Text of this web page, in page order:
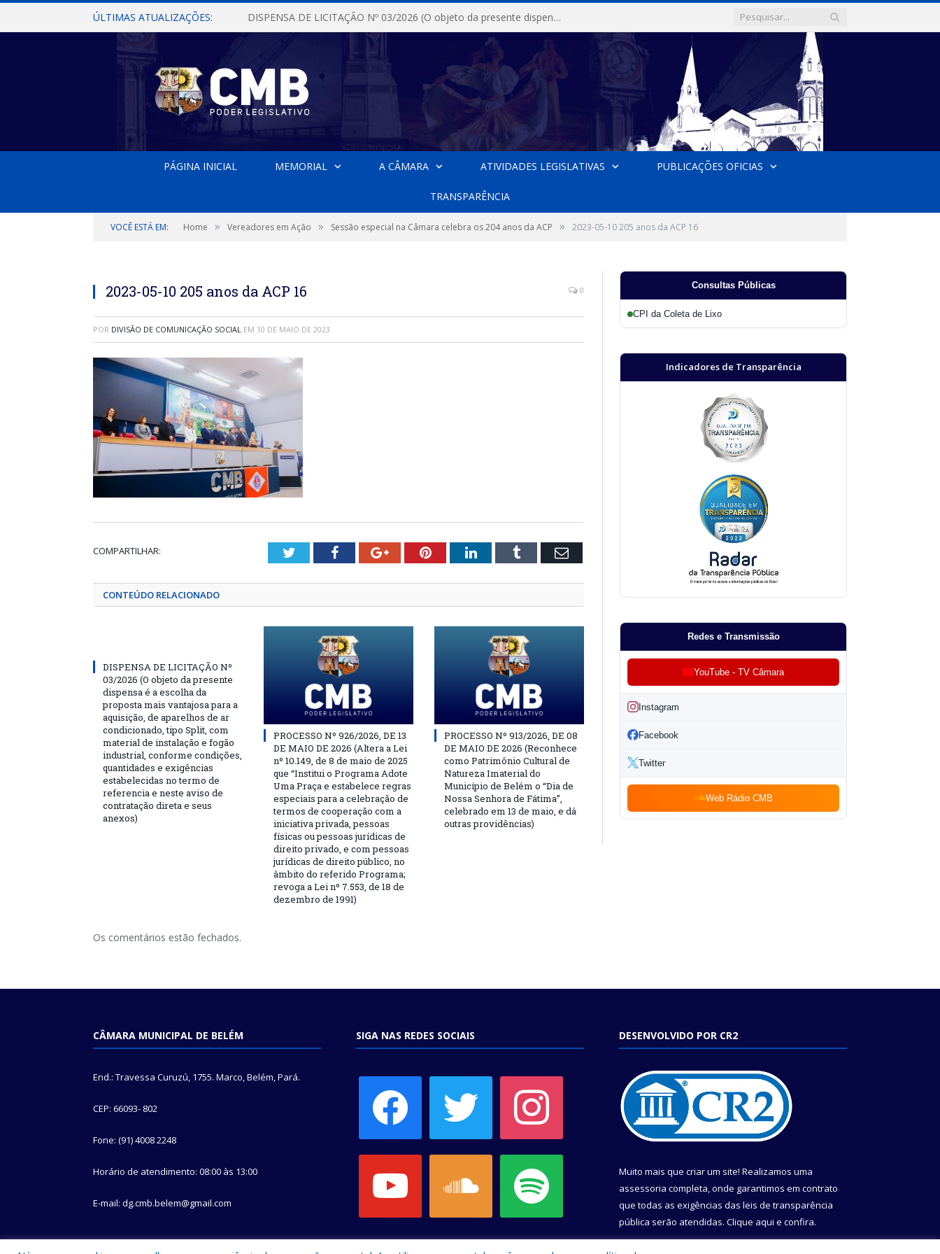
ÚLTIMAS ATUALIZAÇÕES: DISPENSA DE LICITAÇÃO Nº 03/2026 (O objeto da presente dispensa é a escolha da proposta mais vantajosa para a aquisição, de aparelhos de ar condicionado, tipo Split, com material de instalação e fogão industrial, conforme condições, quantidades e exigências estabelecidas no termo de referencia e neste aviso de contratação direta e seus anexos)
PÁGINA INICIAL MEMORIAL A CÂMARA ATIVIDADES LEGISLATIVAS PUBLICAÇÕES OFICIAS
TRANSPARÊNCIA
VOCÊ ESTÁ EM: Home » Vereadores em Ação » Sessão especial na Câmara celebra os 204 anos da ACP » 2023-05-10 205 anos da ACP 16
2023-05-10 205 anos da ACP 16 0
POR DIVISÃO DE COMUNICAÇÃO SOCIAL EM 10 DE MAIO DE 2023
COMPARTILHAR: TwitterFacebookGoogle+PinterestLinkedInTumblr Email
CONTEÚDO RELACIONADO
DISPENSA DE LICITAÇÃO Nº
03/2026 (O objeto da presente
dispensa é a escolha da
proposta mais vantajosa para a
aquisição, de aparelhos de ar
condicionado, tipo Split, com
material de instalação e fogão
industrial, conforme condições,
quantidades e exigências
estabelecidas no termo de
referencia e neste aviso de
contratação direta e seus
anexos)
PROCESSO Nº 926/2026, DE 13
DE MAIO DE 2026 (Altera a Lei
nº 10.149, de 8 de maio de 2025
que “Institui o Programa Adote
Uma Praça e estabelece regras
especiais para a celebração de
termos de cooperação com a
iniciativa privada, pessoas
físicas ou pessoas jurídicas de
direito privado, e com pessoas
jurídicas de direito público, no
âmbito do referido Programa;
revoga a Lei nº 7.553, de 18 de
dezembro de 1991)
PROCESSO Nº 913/2026, DE 08
DE MAIO DE 2026 (Reconhece
como Patrimônio Cultural de
Natureza Imaterial do
Município de Belém o “Dia de
Nossa Senhora de Fátima”,
celebrado em 13 de maio, e dá
outras providências)
Os comentários estão fechados.
Consultas Públicas
CPI da Coleta de Lixo
Indicadores de Transparência
Redes e Transmissão
YouTube - TV Câmara
Instagram
Facebook
Twitter
Web Rádio CMB
CÂMARA MUNICIPAL DE BELÉM
End.: Travessa Curuzú, 1755. Marco, Belém, Pará.
CEP: 66093- 802
Fone: (91) 4008 2248
Horário de atendimento: 08:00 às 13:00
E-mail: dg.cmb.belem@gmail.com
SIGA NAS REDES SOCIAIS DESENVOLVIDO POR CR2
Muito mais que criar um site! Realizamos uma
assessoria completa, onde garantimos em contrato
que todas as exigências das leis de transparência
pública serão atendidas. Clique aqui e confira.